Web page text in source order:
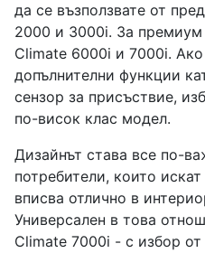
да се възползвате от
2000 и 3000i. За
Climate 6000i и 7000i.
допълнителни функции
сензор за присъствие,
по-висок клас модел.
Дизайнът става все по-
потребители, които
вписва отлично в
Универсален в това
Climate 7000i - с избор от